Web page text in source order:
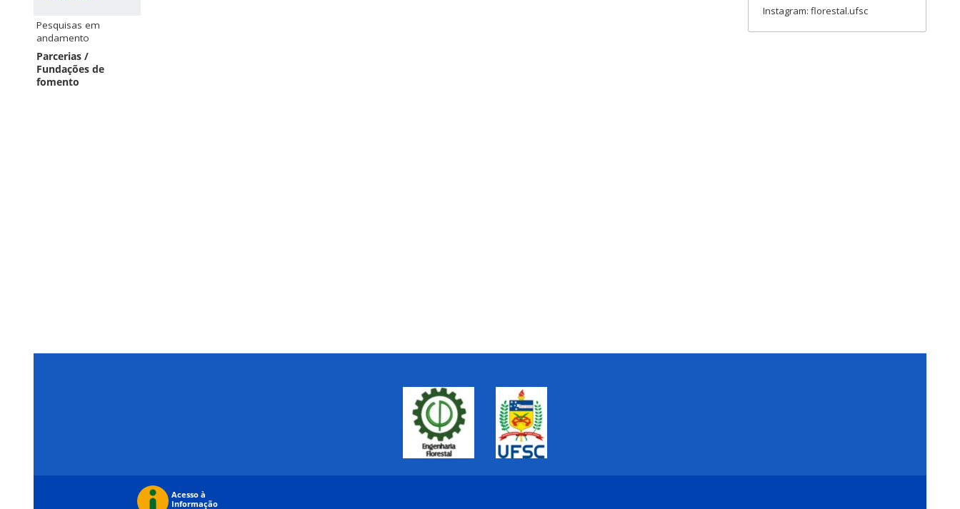
Pesquisas em
andamento
Parcerias /
Fundações de
fomento
Instagram: florestal.ufsc